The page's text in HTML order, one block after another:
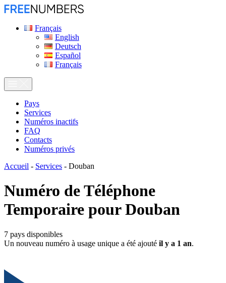
Français
English
Deutsch
Español
Français
Pays
Services
Numéros inactifs
FAQ
Contacts
Numéros privés
Accueil - Services - Douban
Numéro de Téléphone
Temporaire pourDouban
7 pays disponibles
Un nouveau numéro à usage unique a été ajouté il y a 1 an.